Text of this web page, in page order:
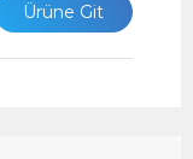
Ürüne Git